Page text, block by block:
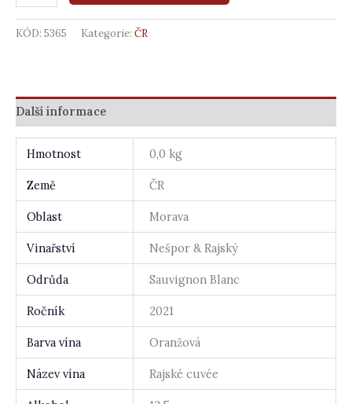
KÓD: 5365 Kategorie: ČR
Další informace
Hmotnost 0,0 kg
Země ČR
Oblast Morava
Vinařství Nešpor & Rajský
Odrůda Sauvignon Blanc
Ročník 2021
Barva vína Oranžová
Název vína Rajské cuvée